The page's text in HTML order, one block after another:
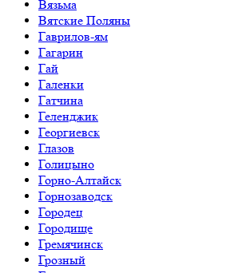
Вязьма
Вятские Поляны
Гаврилов-ям
Гагарин
Гай
Галенки
Гатчина
Геленджик
Георгиевск
Глазов
Голицыно
Горно-Алтайск
Горнозаводск
Городец
Городище
Гремячинск
Грозный